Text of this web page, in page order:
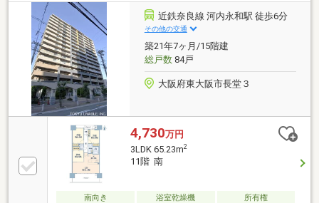
〇食器洗乾燥機や浴室乾燥機完備！充実した設備で
日々の生活がもっと楽に 〇ペット可物件！大切な家族
と一緒に新たな生活を楽しめます 〇広々とした2面バ
ルコニーからの眺望は格別！ぜひ現地でご確認くださ
い
近鉄奈良線 河内永和駅 徒歩6分
その他の交通
築21年7ヶ月/15階建
総戸数84戸
大阪府東大阪市長堂３
4,730万円
3LDK 65.23m2
11階 南
南向き 浴室乾燥機
所有権